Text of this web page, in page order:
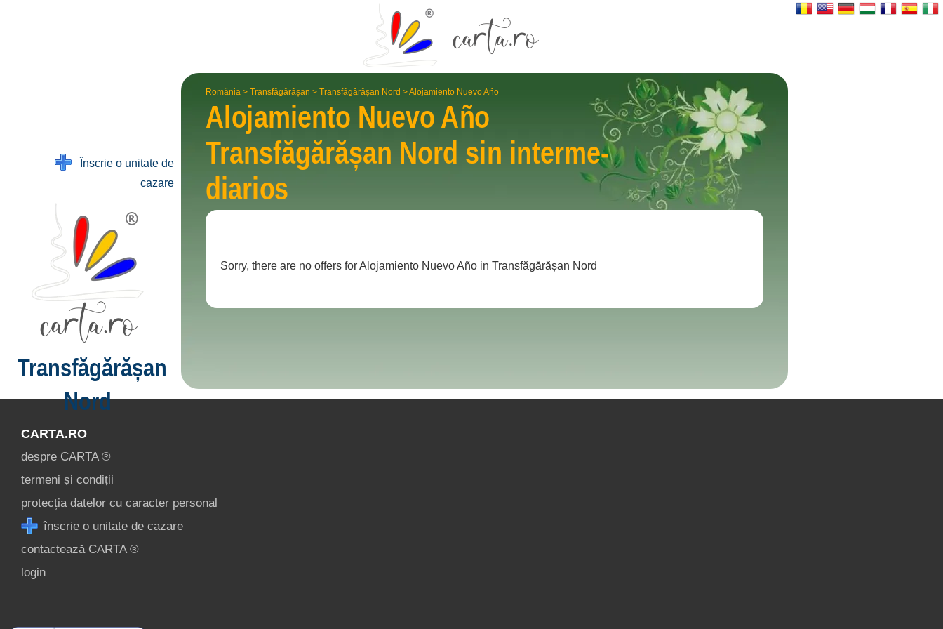
România > Transfăgărășan > Transfăgărășan Nord >Alojamiento Nuevo Año
Alojamiento Nuevo Año
Transfăgărășan Nord sin interme­
diarios
Sorry, there are no offers for Alojamiento Nuevo Año in Transfăgărășan Nord
Înscrie o unitate de
cazare
Transfăgărășan
Nord
CARTA.RO
despre CARTA ®
termeni și condiții
protecția datelor cu caracter personal
înscrie o unitate de cazare
contactează CARTA ®
login